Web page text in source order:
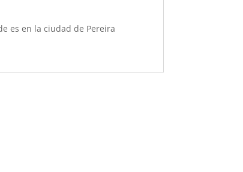
es en la ciudad de Pereira